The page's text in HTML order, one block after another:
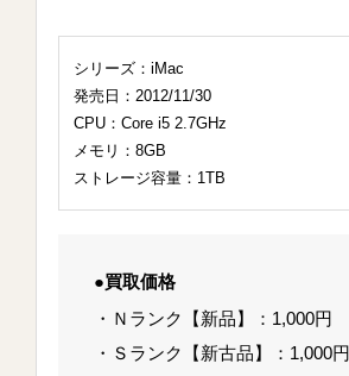
シリーズ：iMac
発売日：2012/11/30
CPU：Core i5 2.7GHz
メモリ：8GB
ストレージ容量：1TB
●買取価格
・Ｎランク【新品】：1,000円
・Ｓランク【新古品】：1,000円